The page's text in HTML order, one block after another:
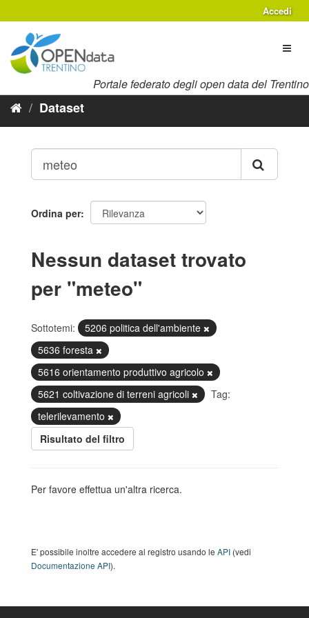
al
contenuto
Accedi
Portale federato degli open data del Trentino
Dataset
Ordina per
Nessun dataset trovato
per "meteo"
Sottotemi:
5206 politica dell'ambiente
5636 foresta
5616 orientamento produttivo agricolo
5621 coltivazione di terreni agricoli
Tag:
telerilevamento
Risultato del filtro
Per favore effettua un'altra ricerca.
E' possibile inoltre accedere al registro usando le API (vedi
Documentazione API).